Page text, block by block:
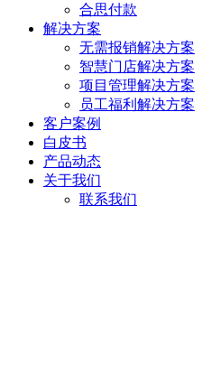
合思付款
解决方案
无需报销解决方案
智慧门店解决方案
项目管理解决方案
员工福利解决方案
客户案例
白皮书
产品动态
关于我们
联系我们